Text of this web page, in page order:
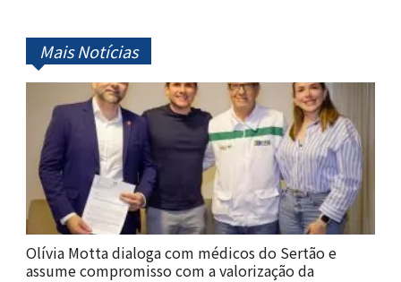
Mais Notícias
Olívia Motta dialoga com médicos do Sertão e
assume compromisso com a valorização da